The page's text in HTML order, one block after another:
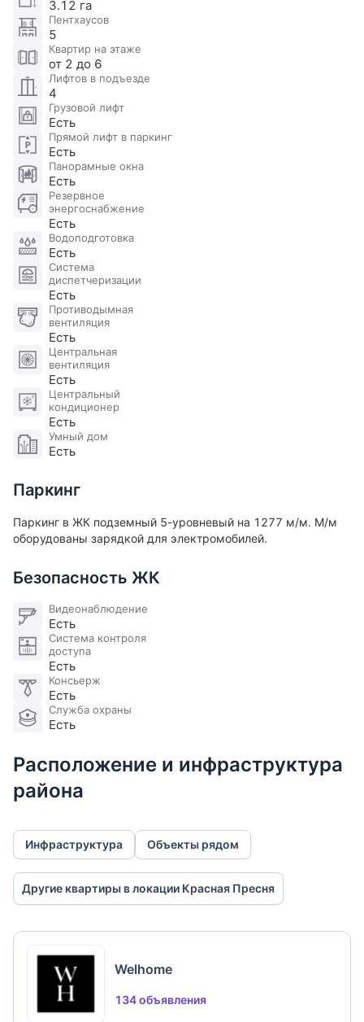
инфраструктурой для жителей.
- 6ти уровневый подземный паркинг и гостевая
парковка.
- современные системы жизнеобеспечения и
комфорта жителей.
- шикарные панорамные виды.
- статус «Квартиры»
- престижная локация, рядом набережная и парки.
- удобная транспортная доступность.
3.12 га
Пентхаусов
5
Квартир на этаже
от 2 до 6
Лифтов в подъезде
4
Грузовой лифт
Есть
Прямой лифт в паркинг
Есть
Панорамные окна
Есть
Резервное
энергоснабжение
Есть
Водоподготовка
Есть
Система
диспетчеризации
Есть
Противодымная
вентиляция
Есть
Центральная
вентиляция
Есть
Центральный
кондиционер
Есть
Умный дом
Есть
Паркинг
Паркинг в ЖК подземный 5-уровневый на 1277 м/м. М/м
оборудованы зарядкой для электромобилей​.
Безопасность ЖК
Видеонаблюдение
Есть
Система контроля
доступа
Есть
Консьерж
Есть
Служба охраны
Есть
Расположение и инфраструктура
района
Инфраструктура Объекты рядом
Другие квартиры в локации Красная Пресня
Welhome
134 объявления